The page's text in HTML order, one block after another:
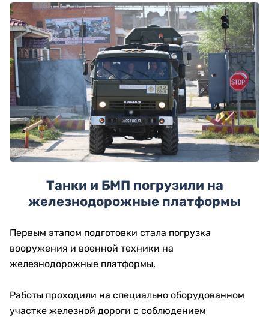
Танки и БМП погрузили на
железнодорожные платформы
Первым этапом подготовки стала погрузка
вооружения и военной техники на
железнодорожные платформы.
Работы проходили на специально оборудованном
участке железной дороги с соблюдением